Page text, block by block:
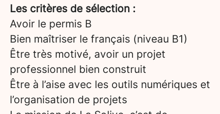
Les critères de sélection :
Avoir le permis B
Bien maîtriser le français (niveau B1)
Être très motivé, avoir un projet
professionnel bien construit
Être à l’aise avec les outils numériques et
l’organisation de projets